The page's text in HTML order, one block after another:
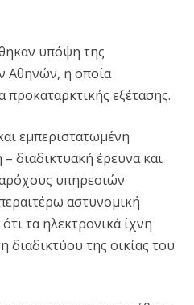
υπόψη της
Αθηνών, η οποία
προκαταρκτικής εξέτασης.
εμπεριστατωμένη
διαδικτυακή έρευνα και
υπηρεσιών
αστυνομική
τα ηλεκτρονικά ίχνη
διαδικτύου της οικίας του